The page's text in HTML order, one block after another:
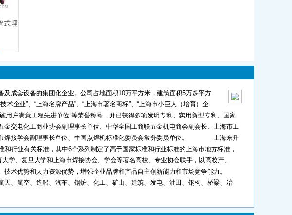
式埋
成套设备的集团化企业。公司占地面积10万平方米，建筑面积5万多平方
企业”、“上海名牌产品”、“上海市著名商标”、“上海市小巨人（培育）企
用户满意工程先进单位”等荣誉称号，并已获得多项发明专利、实用新型专利、国家
化工商业协会副理事长单位、中华全国工商联五金机电商会副会长、上海市工
市焊接学会副理事长单位、中国点焊机标准化委员会常务委员单位。 上海东升
行业有关标准，其中6个系列制定了高于国家标准和行业标准的上海市地方标准，
学、复旦大学和上海市焊接协会、学会等著名高校、专业协会联手，以高校产、
技术优势和人力资源优势，增强企业品牌和产品自主创新能力和市场竞争能力。
航空、造船、汽车、锅炉、化工、矿山、建筑、发电、油田、钢构、桥梁、冶